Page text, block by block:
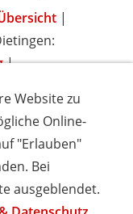
|
|
AGB
NEWSLETTER
Website zu
Online-
"Erlauben"
Bei
ausgeblendet.